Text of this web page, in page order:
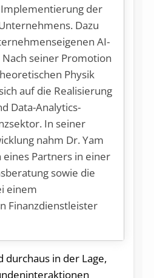
der
Dazu
AI-
seiner Promotion
Physik
auf die Realisierung
Data-Analytics-
In seiner
nahm Dr. Yam
eines Partners in einer
sowie die
einem
Finanzdienstleister
durchaus in der Lage,